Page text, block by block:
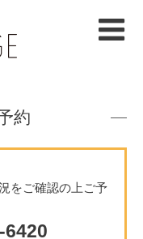
約
をご確認の上ご予
6420